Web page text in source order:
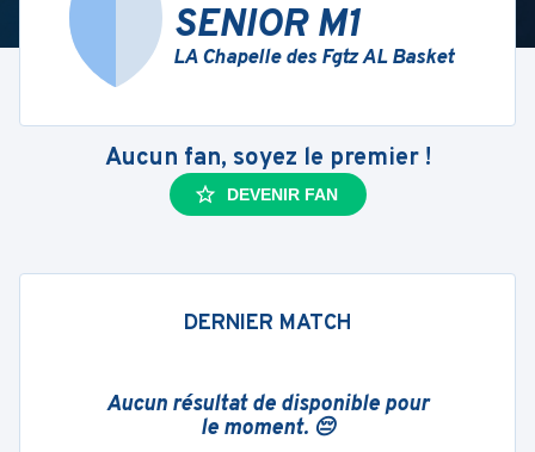
SENIOR M1
LA Chapelle des Fgtz AL Basket
Aucun fan, soyez le premier !
DEVENIR FAN
DERNIER MATCH
Aucun résultat de disponible pour
le moment. 😔